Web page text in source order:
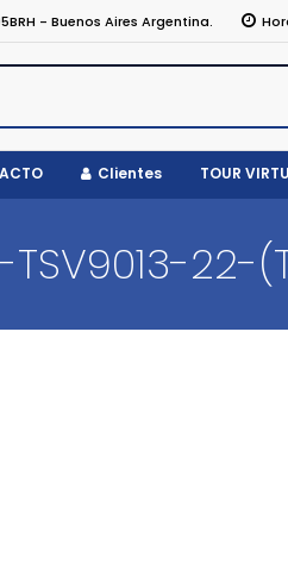
- Buenos Aires Argentina.
Clientes TOUR
22-